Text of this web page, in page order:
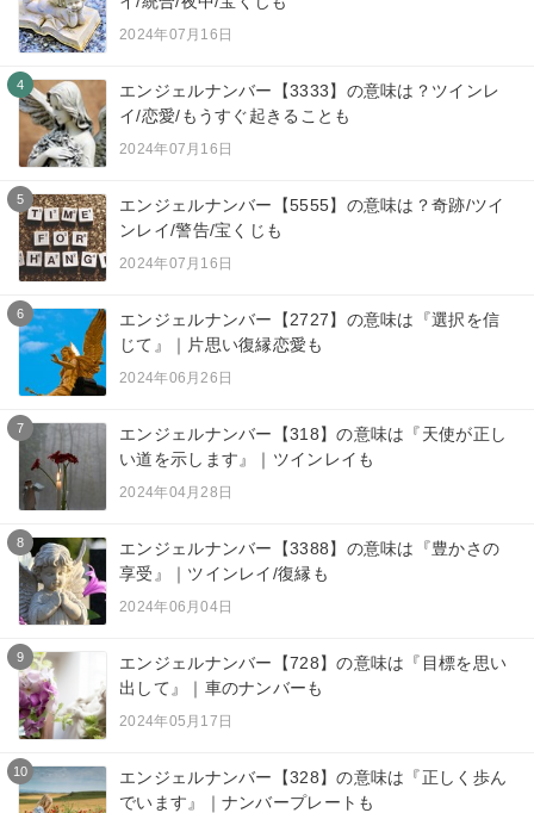
2024年07月16日
4
エンジェルナンバー【3333】の意味は？ツインレ
イ/恋愛/もうすぐ起きることも
2024年07月16日
5
エンジェルナンバー【5555】の意味は？奇跡/ツイ
ンレイ/警告/宝くじも
2024年07月16日
6
エンジェルナンバー【2727】の意味は『選択を信
じて』｜片思い復縁恋愛も
2024年06月26日
7
エンジェルナンバー【318】の意味は『天使が正し
い道を示します』｜ツインレイも
2024年04月28日
8
エンジェルナンバー【3388】の意味は『豊かさの
享受』｜ツインレイ/復縁も
2024年06月04日
9
エンジェルナンバー【728】の意味は『目標を思い
出して』｜車のナンバーも
2024年05月17日
10
エンジェルナンバー【328】の意味は『正しく歩ん
でいます』｜ナンバープレートも